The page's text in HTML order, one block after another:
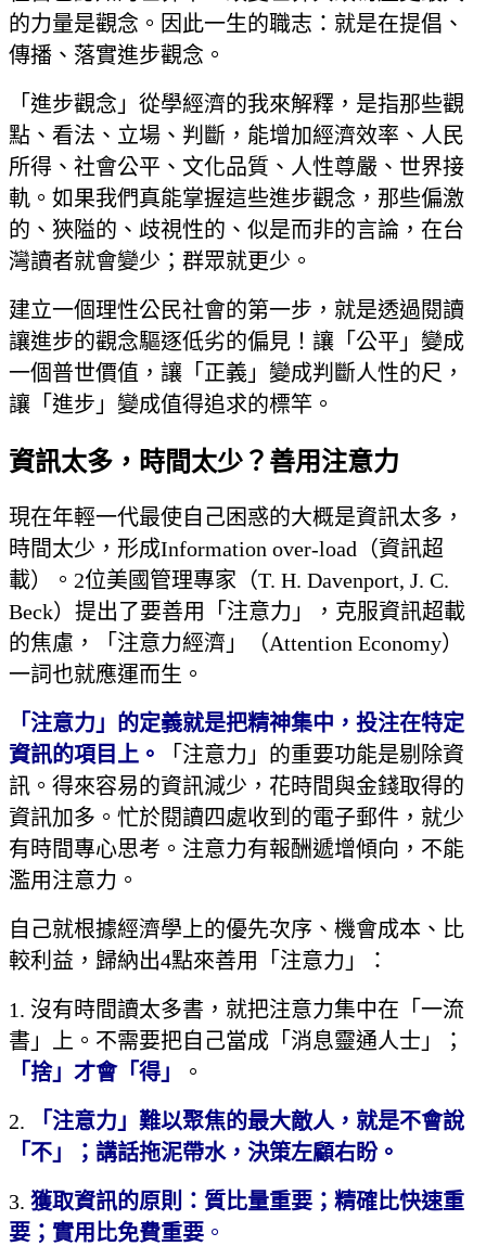
的力量是觀念。因此一生的職志：就是在提倡、
傳播、落實進步觀念。
「進步觀念」從學經濟的我來解釋，是指那些觀
點、看法、立場、判斷，能增加經濟效率、人民
所得、社會公平、文化品質、人性尊嚴、世界接
軌。如果我們真能掌握這些進步觀念，那些偏激
的、狹隘的、歧視性的、似是而非的言論，在台
灣讀者就會變少；群眾就更少。
建立一個理性公民社會的第一步，就是透過閱讀
讓進步的觀念驅逐低劣的偏見！讓「公平」變成
一個普世價值，讓「正義」變成判斷人性的尺，
讓「進步」變成值得追求的標竿。
資訊太多，時間太少？善用注意力
現在年輕一代最使自己困惑的大概是資訊太多，
時間太少，形成Information over-load（資訊超
載）。2位美國管理專家（T. H. Davenport, J. C.
Beck）提出了要善用「注意力」，克服資訊超載
的焦慮，「注意力經濟」（Attention Economy）
一詞也就應運而生。
「注意力」的定義就是把精神集中，投注在特定
資訊的項目上。
「注意力」的重要功能是剔除資
訊。得來容易的資訊減少，花時間與金錢取得的
資訊加多。忙於閱讀四處收到的電子郵件，就少
有時間專心思考。注意力有報酬遞增傾向，不能
濫用注意力。
自己就根據經濟學上的優先次序、機會成本、比
較利益，歸納出4點來善用「注意力」：
1. 沒有時間讀太多書，就把注意力集中在「一流
書」上。不需要把自己當成「消息靈通人士」；
「捨」才會「得」
。
2.
「注意力」難以聚焦的最大敵人，就是不會說
「不」；講話拖泥帶水，決策左顧右盼。
3. 獲取資訊的原則：質比量重要；精確比快速重
要；實用比免費重要 。